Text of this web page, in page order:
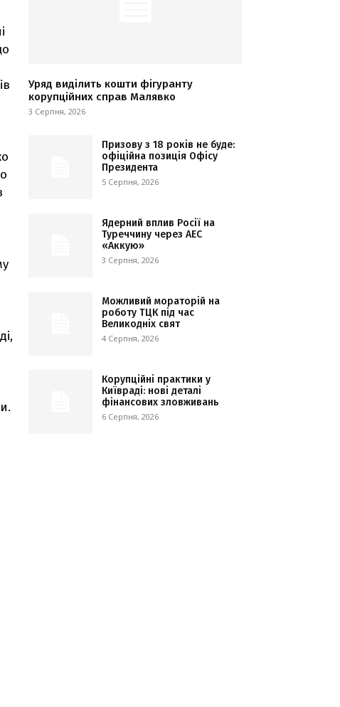
Уряд виділить кошти фігуранту
корупційних справ Малявко
3 Серпня, 2026
Призову з 18 років не буде:
офіційна позиція Офісу
Президента
5 Серпня, 2026
Ядерний вплив Росії на
Туреччину через АЕС
«Аккую»
3 Серпня, 2026
Можливий мораторій на
роботу ТЦК під час
Великодніх свят
4 Серпня, 2026
Корупційні практики у
Київраді: нові деталі
фінансових зловживань
6 Серпня, 2026